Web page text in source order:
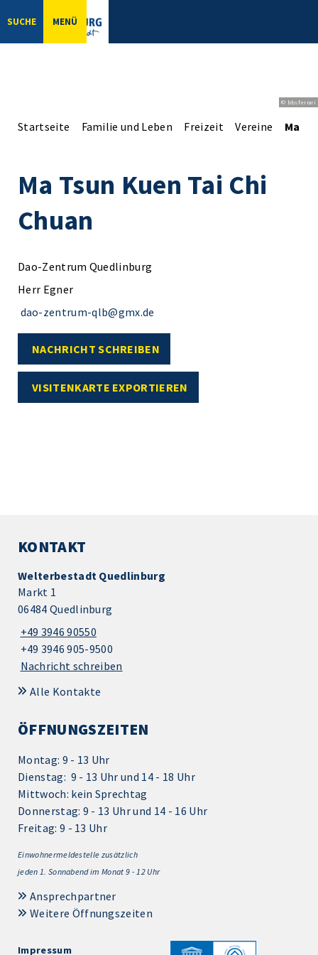
SUCHE MENÜ
© bbsferrari
Startseite Familie und Leben Freizeit Vereine Ma
Ma Tsun Kuen Tai Chi
Chuan
Dao-Zentrum Quedlinburg
Herr Egner
dao-zentrum-qlb@gmx.de
NACHRICHT SCHREIBEN
VISITENKARTE EXPORTIEREN
KONTAKT
Welterbestadt Quedlinburg
Markt 1
06484 Quedlinburg
+49 3946 90550
+49 3946 905-9500
Nachricht schreiben
Alle Kontakte
ÖFFNUNGSZEITEN
Montag: 9 - 13 Uhr
Dienstag: 9 - 13 Uhr und 14 - 18 Uhr
Mittwoch: kein Sprechtag
Donnerstag: 9 - 13 Uhr und 14 - 16 Uhr
Freitag: 9 - 13 Uhr
Einwohnermeldestelle zusätzlich
jeden 1. Sonnabend im Monat 9 - 12 Uhr
Ansprechpartner
Weitere Öffnungszeiten
Impressum